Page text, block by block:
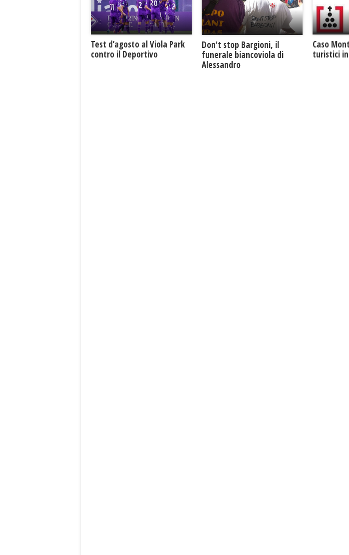
Test d’agosto al Viola Park
contro il Deportivo
Don't stop Bargioni, il
funerale biancoviola di
Alessandro
Caso
turistici in